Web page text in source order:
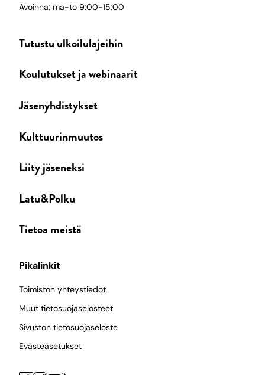
Avoinna: ma-to 9:00-15:00
Tutustu ulkoilulajeihin
Koulutukset ja webinaarit
Jäsenyhdistykset
Kulttuurinmuutos
Liity jäseneksi
Latu&Polku
Tietoa meistä
Pikalinkit
Toimiston yhteystiedot
Muut tietosuojaselosteet
Sivuston tietosuojaseloste
Evästeasetukset